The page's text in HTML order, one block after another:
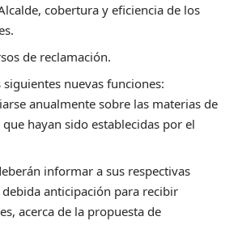
cobertura y eficiencia de los
de reclamación.
nuevas funciones:
anualmente sobre las materias de
hayan sido establecidas por el
informar a sus respectivas
anticipación para recibir
acerca de la propuesta de